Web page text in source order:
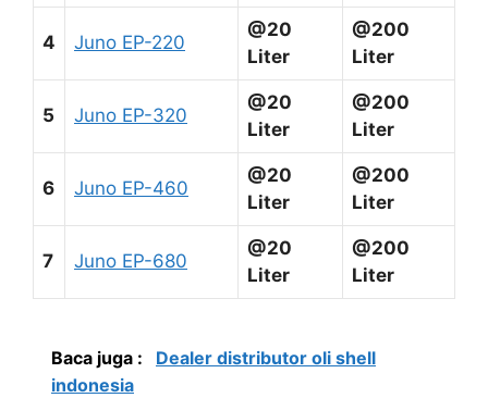
4 Juno EP-220
@20
Liter
@200
Liter
5 Juno EP-320
@20
Liter
@200
Liter
6 Juno EP-460
@20
Liter
@200
Liter
7 Juno EP-680
@20
Liter
@200
Liter
Baca juga :
Dealer distributor oli shell
indonesia